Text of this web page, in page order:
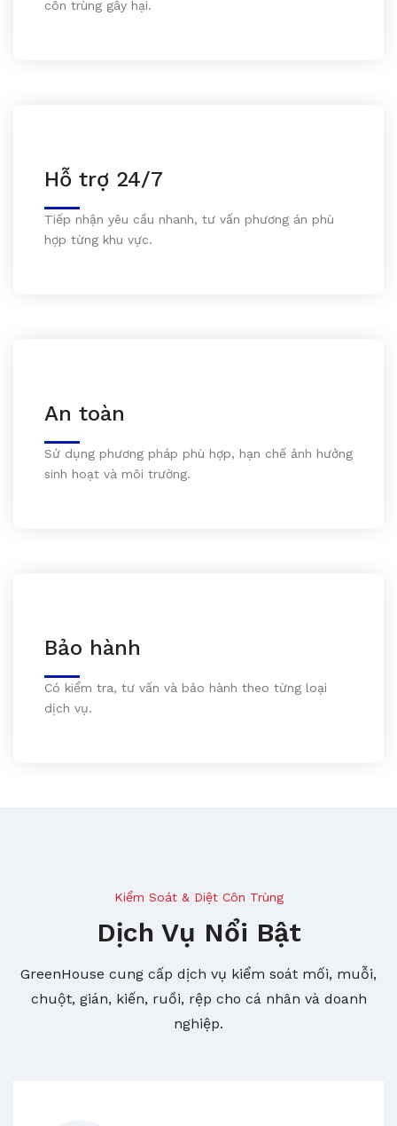
côn trùng gây hại.
Hỗ trợ 24/7
Tiếp nhận yêu cầu nhanh, tư vấn phương án phù
hợp từng khu vực.
An toàn
Sử dụng phương pháp phù hợp, hạn chế ảnh hưởng
sinh hoạt và môi trường.
Bảo hành
Có kiểm tra, tư vấn và bảo hành theo từng loại
dịch vụ.
Kiểm Soát & Diệt Côn Trùng
Dịch Vụ Nổi Bật
GreenHouse cung cấp dịch vụ kiểm soát mối, muỗi,
chuột, gián, kiến, ruồi, rệp cho cá nhân và doanh
nghiệp.